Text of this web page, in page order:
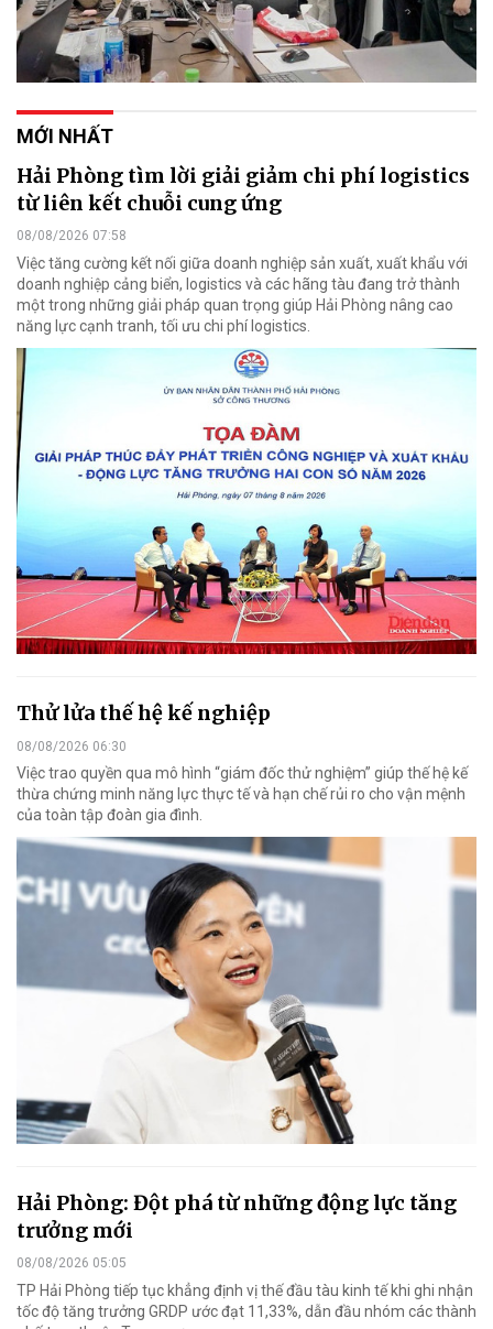
MỚI NHẤT
Hải Phòng tìm lời giải giảm chi phí logistics
từ liên kết chuỗi cung ứng
08/08/2026 07:58
Việc tăng cường kết nối giữa doanh nghiệp sản xuất, xuất khẩu với
doanh nghiệp cảng biển, logistics và các hãng tàu đang trở thành
một trong những giải pháp quan trọng giúp Hải Phòng nâng cao
năng lực cạnh tranh, tối ưu chi phí logistics.
Thử lửa thế hệ kế nghiệp
08/08/2026 06:30
Việc trao quyền qua mô hình “giám đốc thử nghiệm” giúp thế hệ kế
thừa chứng minh năng lực thực tế và hạn chế rủi ro cho vận mệnh
của toàn tập đoàn gia đình.
Hải Phòng: Đột phá từ những động lực tăng
trưởng mới
08/08/2026 05:05
TP Hải Phòng tiếp tục khẳng định vị thế đầu tàu kinh tế khi ghi nhận
tốc độ tăng trưởng GRDP ước đạt 11,33%, dẫn đầu nhóm các thành